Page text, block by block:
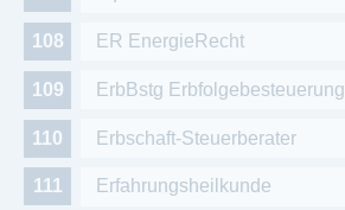
ER EnergieRecht
ErbBstg Erbfolgebesteuerung
Erbschaft-Steuerberater
Erfahrungsheilkunde